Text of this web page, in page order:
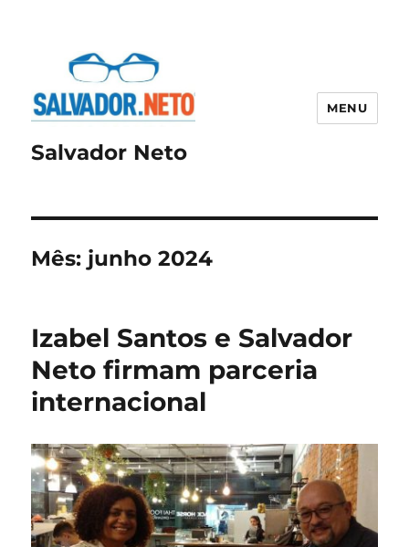
Salvador Neto
MENU
Mês: junho 2024
Izabel Santos e Salvador
Neto firmam parceria
internacional